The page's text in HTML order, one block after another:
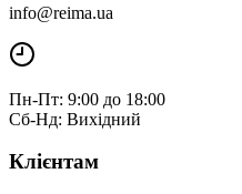
info@reima.ua
Пн-Пт: 9:00 до 18:00
Сб-Нд: Вихідний
Клієнтам